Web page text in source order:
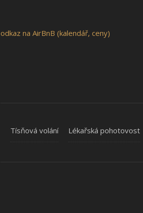
odkaz na AirBnB (kalendář, ceny)
Tísňová volání Lékařská pohotovost